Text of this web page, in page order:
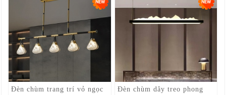
Đèn chùm trang trí vỏ ngọc
Đèn chùm dây treo phong